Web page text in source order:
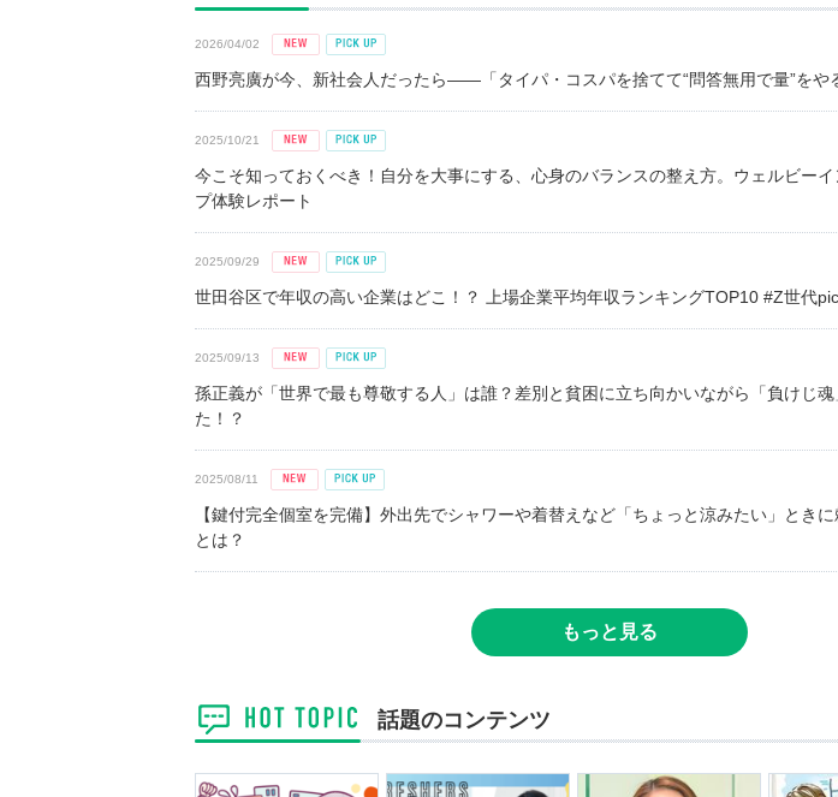
2026/04/02
西野亮廣が今、新社会人だったら――「タイパ・コスパを捨てて“問答無用で量”をや
2025/10/21
今こそ知っておくべき！自分を大事にする、心身のバランスの整え方。ウェルビー
プ体験レポート
2025/09/29
世田谷区で年収の高い企業はどこ！？ 上場企業平均年収ランキングTOP10 #Z世代
2025/09/13
孫正義が「世界で最も尊敬する人」は誰？差別と貧困に立ち向かいながら「負けじ
た！？
2025/08/11
【鍵付完全個室を完備】外出先でシャワーや着替えなど「ちょっと涼みたい」とき
とは？
もっと見る
話題のコンテンツ